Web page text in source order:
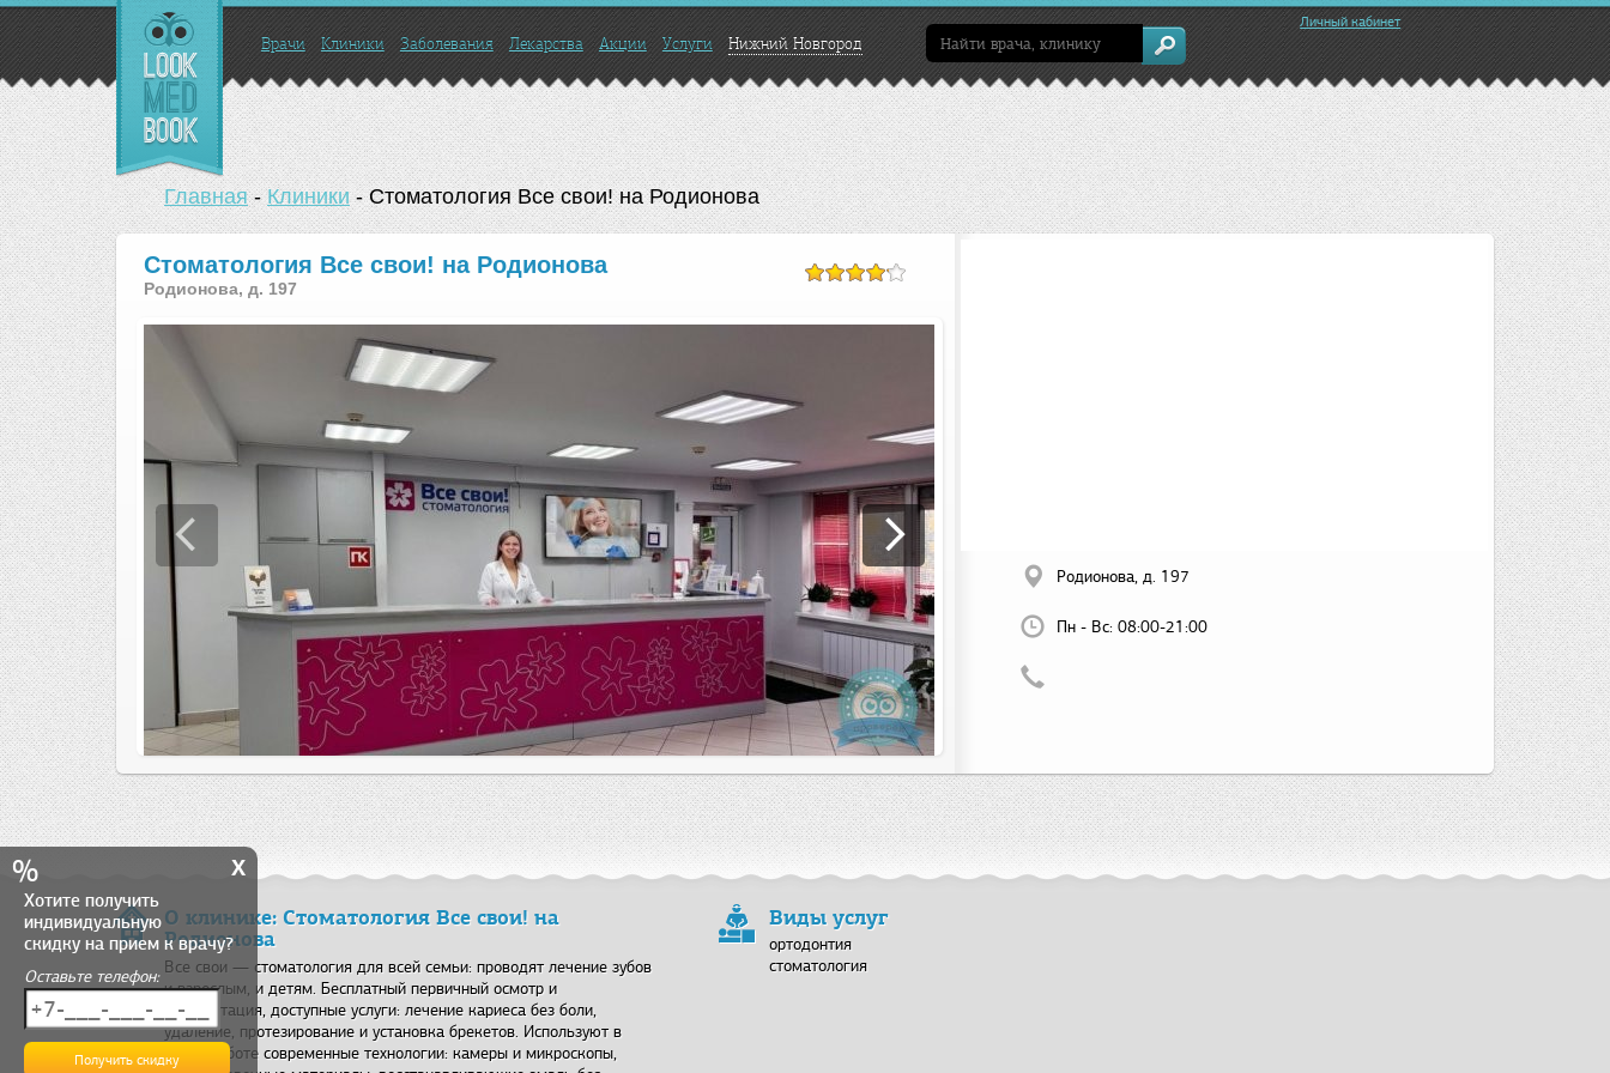
Врачи Клиники Заболевания Лекарства Акции Услуги Нижний Новгород
Личный кабинет
Главная-Клиники-Стоматология Все свои! на Родионова
Стоматология Все свои! на Родионова
Родионова, д. 197
Родионова, д. 197
Пн - Вс: 08:00-21:00
О клинике: Стоматология Все свои! на
Родионова
Все свои — стоматология для всей семьи: проводят лечение зубов
и взрослым, и детям. Бесплатный первичный осмотр и
консультация, доступные услуги: лечение кариеса без боли,
удаление, протезирование и установка брекетов. Используют в
своей работе современные технологии: камеры и микроскопы,
Виды услуг
ортодонтия
стоматология
% x
Хотите получить
индивидуальную
скидку на прием к врачу?
Оставьте телефон: